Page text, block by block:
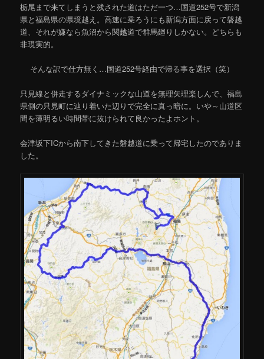
栃尾まで来てしまうと残された道はただ一つ…国道252号で新潟
県と福島県の県境越え。高速に乗ろうにも新潟方面に戻って磐越
道、それが嫌なら魚沼から関越道で群馬廻りしかない。どちらも
非現実的。
そんな訳で仕方無く…国道252号経由で帰る事を選択（笑）
只見線と併走するダイナミックな山道を無理矢理楽しんで、福島
県側の只見町に辿り着いた辺りで完全に真っ暗に。いや～山道区
間を薄明るい時間帯に抜けられて良かったよホント。
会津坂下ICから南下してきた磐越道に乗って帰宅したのでありま
した。